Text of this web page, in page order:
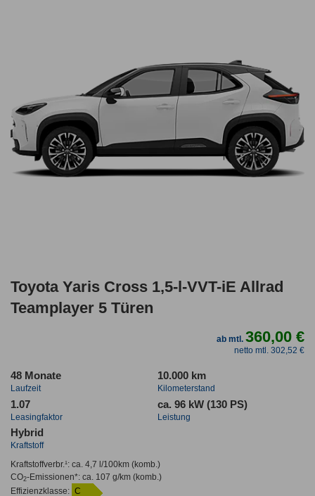
Toyota Yaris Cross 1,5-l-VVT-iE Allrad
Teamplayer 5 Türen
ab mtl.360,00 €
netto mtl. 302,52 €
48 Monate
Laufzeit
10.000 km
Kilometerstand
1.07
Leasingfaktor
ca. 96 kW (130 PS)
Leistung
Hybrid
Kraftstoff
Kraftstoffverbr.¹: ca. 4,7 l/100km(komb.)
CO2-Emissionen*: ca. 107 g/km(komb.)
Effizienzklasse: C